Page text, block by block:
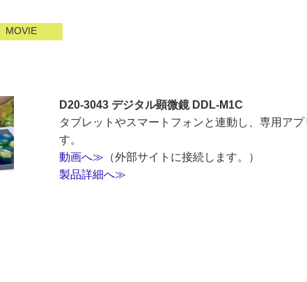
MOVIE
D20-3043 デジタル顕微鏡 DDL-M1C
タブレットやスマートフォンと連動し、専用ア
す。
動画へ≫ （外部サイトに接続します。）
製品詳細へ≫